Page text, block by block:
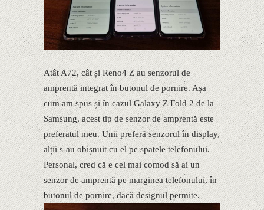
Atât A72, cât și Reno4 Z au senzorul de
amprentă integrat în butonul de pornire. Așa
cum am spus și în cazul Galaxy Z Fold 2 de la
Samsung, acest tip de senzor de amprentă este
preferatul meu. Unii preferă senzorul în display,
alții s-au obișnuit cu el pe spatele telefonului.
Personal, cred că e cel mai comod să ai un
senzor de amprentă pe marginea telefonului, în
butonul de pornire, dacă designul permite.